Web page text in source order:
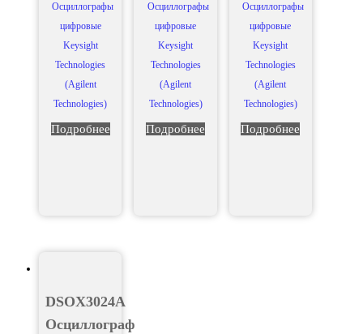
Осциллографы
цифровые
Keysight
Technologies
(Agilent
Technologies)
Подробнее
Осциллографы
цифровые
Keysight
Technologies
(Agilent
Technologies)
Подробнее
Осциллографы
цифровые
Keysight
Technologies
(Agilent
Technologies)
Подробнее
DSOX3024A
Осциллограф